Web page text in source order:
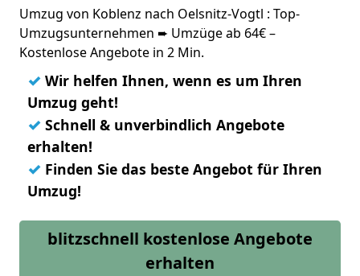
Umzug von Koblenz nach Oelsnitz-Vogtl : Top-
Umzugsunternehmen ➨ Umzüge ab 64€ –
Kostenlose Angebote in 2 Min.
✓ Wir helfen Ihnen, wenn es um Ihren
Umzug geht!
✓ Schnell & unverbindlich Angebote
erhalten!
✓ Finden Sie das beste Angebot für Ihren
Umzug!
blitzschnell kostenlose Angebote
erhalten